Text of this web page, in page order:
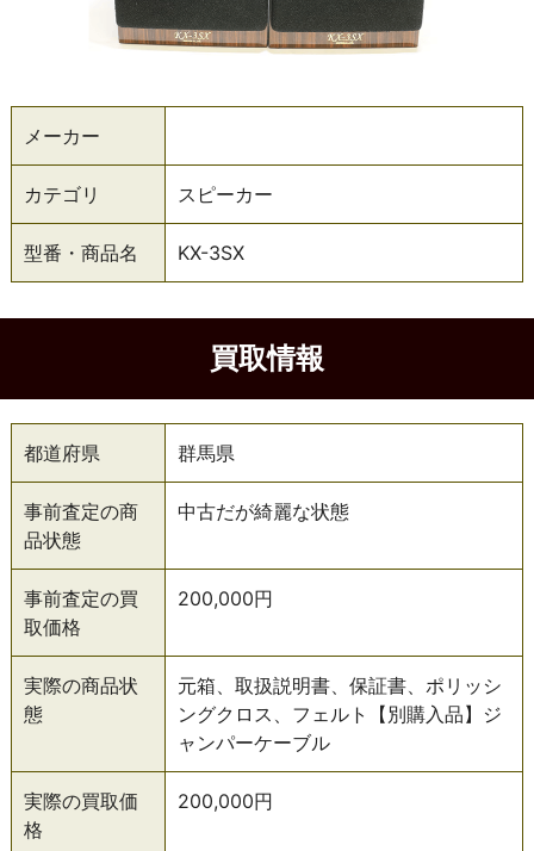
メーカー
カテゴリ スピーカー
型番・商品名 KX-3SX
買取情報
都道府県 群馬県
事前査定の商
品状態
中古だが綺麗な状態
事前査定の買
取価格
200,000円
実際の商品状
態
元箱、取扱説明書、保証書、ポリッシ
ングクロス、フェルト【別購入品】ジ
ャンパーケーブル
実際の買取価
格
200,000円